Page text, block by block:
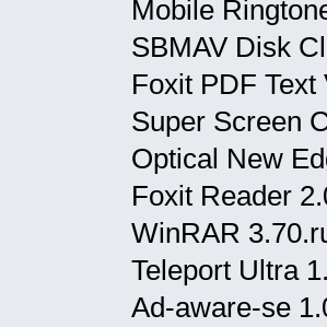
Mobile
SBMAV Disk
Foxit PDF
Super Screen
Optical New
Foxit Reader
WinRAR
Teleport Ultra
Ad-aware-se